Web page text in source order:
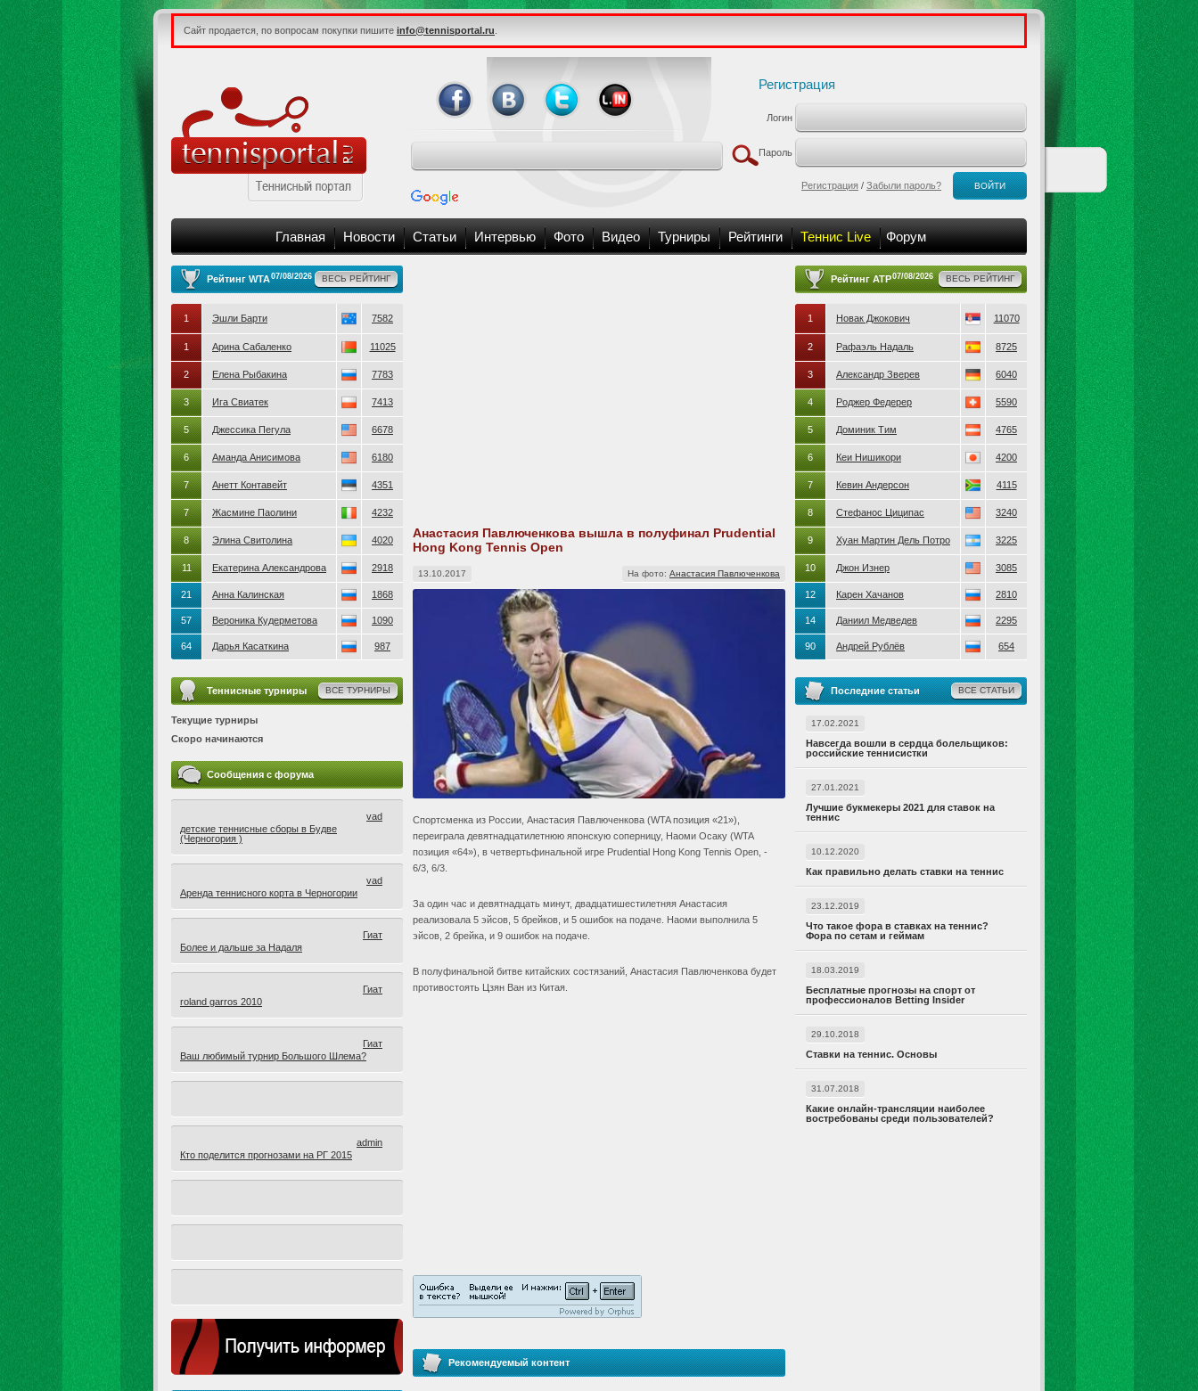
Сайт продается, по вопросам покупки пишите info@tennisportal.ru
Регистрация
Логин
Пароль
Регистрация / Забыли пароль? ВОЙТИ
Главная Новости Статьи Интервью Фото Видео Турниры Рейтинги Теннис Live Форум
Анастасия Павлюченкова вышла в полуфинал Prudential
Hong Kong Tennis Open
На фото: Анастасия Павлюченкова
13.10.2017
Спортсменка из России, Анастасия Павлюченкова (WTA позиция «21»),
переиграла девятнадцатилетнюю японскую соперницу, Наоми Осаку (WTA
позиция «64»), в четвертьфинальной игре Prudential Hong Kong Tennis Open, -
6/3, 6/3.
За один час и девятнадцать минут, двадцатишестилетняя Анастасия
реализовала 5 эйсов, 5 брейков, и 5 ошибок на подаче. Наоми выполнила 5
эйсов, 2 брейка, и 9 ошибок на подаче.
В полуфинальной битве китайских состязаний, Анастасия Павлюченкова будет
противостоять Цзян Ван из Китая.
Рекомендуемый контент
Рейтинг WTA07/08/2026 ВЕСЬ РЕЙТИНГ
1 Эшли Барти 7582
1 Арина Сабаленко 11025
2 Елена Рыбакина 7783
3 Ига Свиатек 7413
5 Джессика Пегула 6678
6 Аманда Анисимова 6180
7 Анетт Контавейт 4351
7 Жасмине Паолини 4232
8 Элина Свитолина 4020
11 Екатерина Александрова 2918
21 Анна Калинская 1868
57 Вероника Кудерметова 1090
64 Дарья Касаткина 987
Теннисные турниры ВСЕ ТУРНИРЫ
Текущие турниры
Скоро начинаются
Сообщения с форума
детские теннисные сборы в Будве
(Черногория )
vad
Аренда теннисного корта в Черногории
vad
Более и дальше за Надаля
Гиат
roland garros 2010
Гиат
Ваш любимый турнир Большого Шлема?
Гиат
Кто поделится прогнозами на РГ 2015
admin
Рейтинг ATP07/08/2026 ВЕСЬ РЕЙТИНГ
1 Новак Джокович 11070
2 Рафаэль Надаль 8725
3 Александр Зверев 6040
4 Роджер Федерер 5590
5 Доминик Тим 4765
6 Кеи Нишикори 4200
7 Кевин Андерсон 4115
8 Стефанос Циципас 3240
9 Хуан Мартин Дель Потро 3225
10 Джон Изнер 3085
12 Карен Хачанов 2810
14 Даниил Медведев 2295
90 Андрей Рублёв 654
Последние статьи ВСЕ СТАТЬИ
17.02.2021
Навсегда вошли в сердца болельщиков:
российские теннисистки
27.01.2021
Лучшие букмекеры 2021 для ставок на
теннис
10.12.2020
Как правильно делать ставки на теннис
23.12.2019
Что такое фора в ставках на теннис?
Фора по сетам и геймам
18.03.2019
Бесплатные прогнозы на спорт от
профессионалов Betting Insider
29.10.2018
Ставки на теннис. Основы
31.07.2018
Какие онлайн-трансляции наиболее
востребованы среди пользователей?